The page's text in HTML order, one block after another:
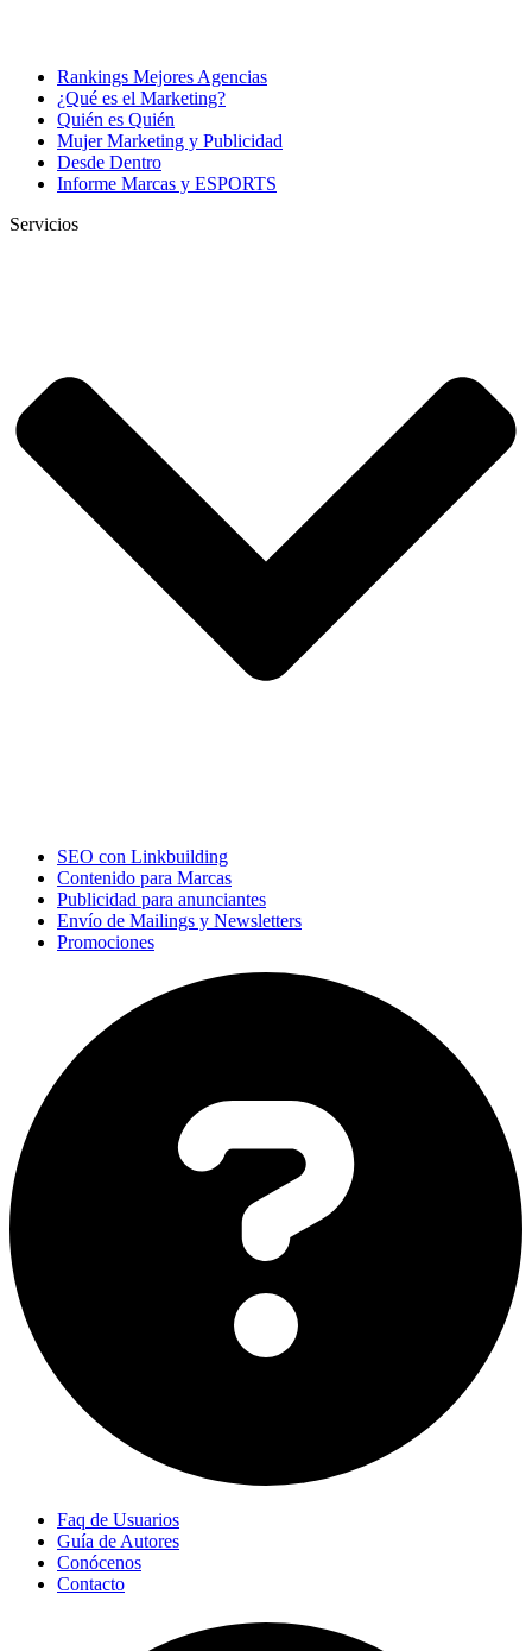
Rankings Mejores Agencias
¿Qué es el Marketing?
Quién es Quién
Mujer Marketing y Publicidad
Desde Dentro
Informe Marcas y ESPORTS
Servicios
SEO con Linkbuilding
Contenido para Marcas
Publicidad para anunciantes
Envío de Mailings y Newsletters
Promociones
Faq de Usuarios
Guía de Autores
Conócenos
Contacto